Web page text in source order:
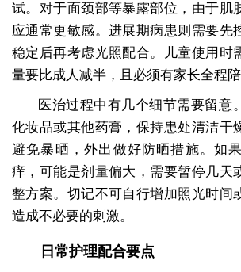
试。对于面颈部等暴露部位，由于肌
应通常更敏感。进展期病患则需要先
稳定后再考虑光照配合。儿童使用时
量要比成人减半，且必须有家长全程陪
医治过程中有几个细节需要留意
化妆品或其他药膏，保持患处清洁干
避免暴晒，外出做好防晒措施。如
痒，可能是剂量偏大，需要暂停几天
整方案。切记不可自行增加照光时间
造成不必要的刺激。
日常护理配合要点